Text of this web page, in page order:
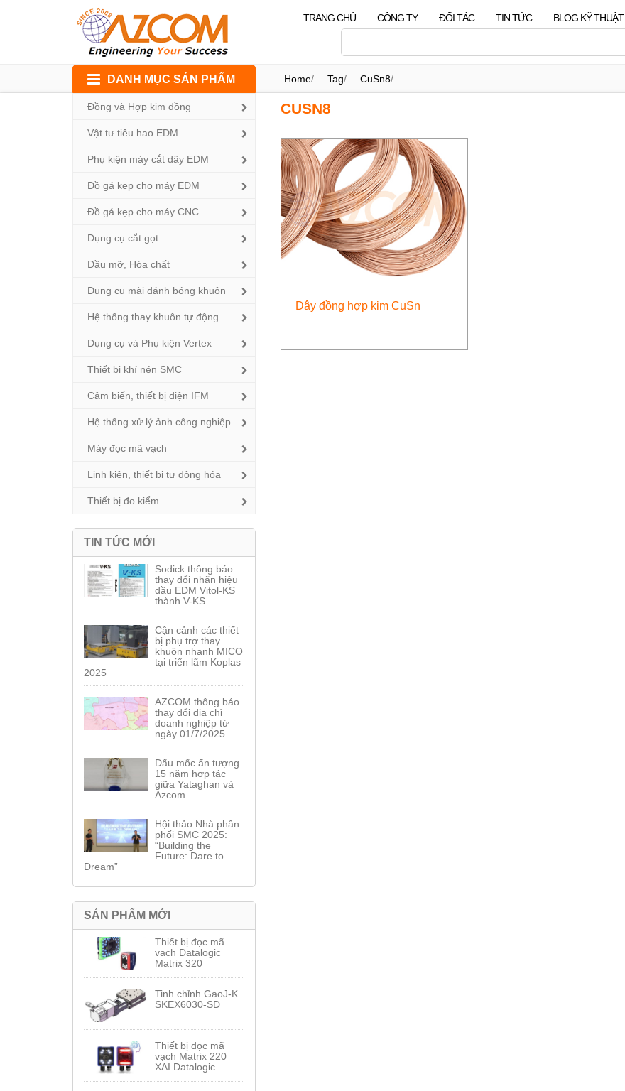
content
TRANG CHỦ CÔNG TY ĐỐI TÁC TIN TỨC BLOG KỸ THUẬT
Home/ Tag/ CuSn8/
DANH MỤC SẢN PHẨM
Đồng và Hợp kim đồng
Vật tư tiêu hao EDM
Phụ kiện máy cắt dây EDM
Đồ gá kẹp cho máy EDM
Đồ gá kẹp cho máy CNC
Dụng cụ cắt gọt
Dầu mỡ, Hóa chất
Dụng cụ mài đánh bóng khuôn
Hệ thống thay khuôn tự động
Dụng cụ và Phụ kiện Vertex
Thiết bị khí nén SMC
Cảm biến, thiết bị điện IFM
Hệ thống xử lý ảnh công nghiệp
Máy đọc mã vạch
Linh kiện, thiết bị tự động hóa
Thiết bị đo kiểm
TIN TỨC MỚI
Sodick thông báo
thay đổi nhãn hiệu
dầu EDM Vitol-KS
thành V-KS
Cận cảnh các thiết
bị phụ trợ thay
khuôn nhanh MICO
tại triển lãm Koplas
2025
AZCOM thông báo
thay đổi địa chỉ
doanh nghiệp từ
ngày 01/7/2025
Dấu mốc ấn tượng
15 năm hợp tác
giữa Yataghan và
Azcom
Hội thảo Nhà phân
phối SMC 2025:
“Building the
Future: Dare to
Dream”
SẢN PHẨM MỚI
Thiết bị đọc mã
vạch Datalogic
Matrix 320
Tinh chỉnh GaoJ-K
SKEX6030-SD
Thiết bị đọc mã
vạch Matrix 220
XAI Datalogic
CUSN8
Dây đồng hợp kim CuSn